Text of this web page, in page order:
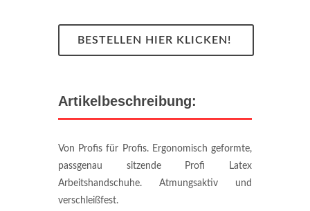
BESTELLEN HIER KLICKEN!
Artikelbeschreibung:
Von Profis für Profis. Ergonomisch geformte,
passgenau sitzende Profi Latex
Arbeitshandschuhe. Atmungsaktiv und
verschleißfest.